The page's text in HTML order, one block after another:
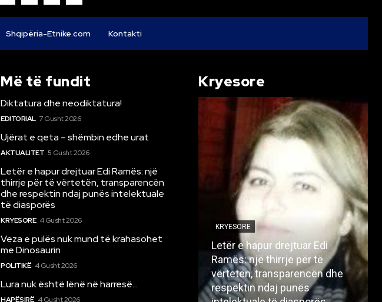
Shqipëria-Etnike.com Kontakti
Më të fundit
Diktatura dhe neodiktatura!
EDITORIAL 7 Gusht 2026
Ujërat e qeta – shëmbin edhe urat
AKTUALITET 5 Gusht 2026
Letër e hapur drejtuar Edi Ramës: një
thirrje për të vërtetën, transparencën
dhe respektin ndaj punës intelektuale
të diasporës
KRYESORE 4 Gusht 2026
Veza e pulës nuk mund të krahasohet
me Dinosaurin
POLITIKË 4 Gusht 2026
Lura nuk është lënë në harresë…
HAPËSIRË 4 Gusht 2026
Kryesore
KRYESORE
Letër e hapur drejtuar Edi
Ramës: një thirrje për të
vërtetën, transparencën dhe
respektin ndaj punës